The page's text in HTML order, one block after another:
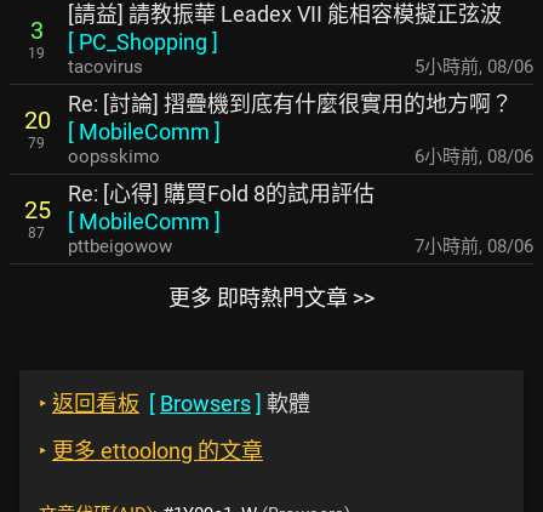
3
19
[請益] 請教振華 Leadex VII 能相容模擬正弦波
[ PC_Shopping ]
tacovirus 5小時前, 08/06
20
79
Re: [討論] 摺疊機到底有什麼很實用的地方啊？
[ MobileComm ]
oopsskimo 6小時前, 08/06
25
87
Re: [心得] 購買Fold 8的試用評估
[ MobileComm ]
pttbeigowow 7小時前, 08/06
更多 即時熱門文章 >>
‣ 返回看板 [ Browsers] 軟體
‣ 更多 ettoolong 的文章